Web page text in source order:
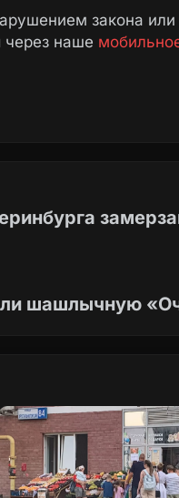
закона
через наше
шашлычную